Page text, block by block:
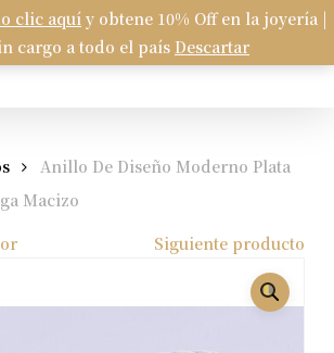
clic aquí y obtene 10% Off en la joyería |
cargo a todo el país Descartar
Cart
Anillo De Diseño Moderno Plata
Macizo
Siguiente producto